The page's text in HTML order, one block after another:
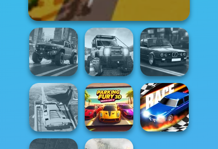
4x4 Offroader Offroad Life 3D
Highway Cars
Traffic Racer